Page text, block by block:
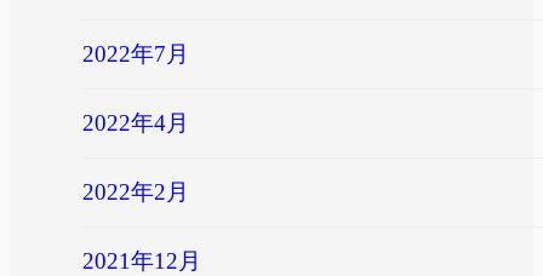
2022年7月
2022年4月
2022年2月
2021年12月